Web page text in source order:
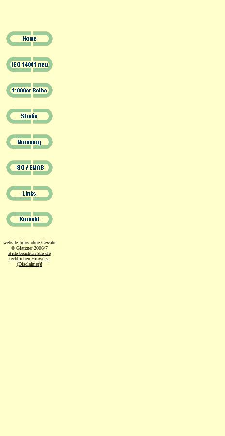
website-Infos ohne Gewähr
© Glatzner 2006/7
Bitte beachten Sie die
rechtlichen Hinweise
(Disclaimer)!